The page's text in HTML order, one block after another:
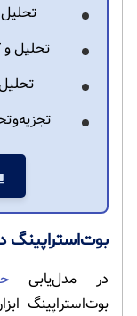
تحلیل
بوت‌استراپینگ
در مدل‌یابی
بوت‌استراپینگ